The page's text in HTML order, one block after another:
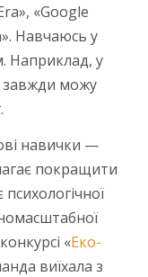
«Google
Навчаюсь у
Наприклад, у
завжди можу
навички —
покращити
«Еко-
виїхала з